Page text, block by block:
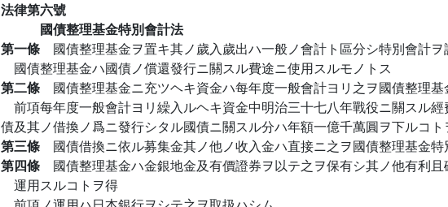
法律第六號
國債整理基金特別會計法
第一條 國債整理基金ヲ置キ其ノ歲入歲出ハ一般ノ會計ト區分シ特別會計ヲ
國債整理基金ハ國債ノ償還發行ニ關スル費途ニ使用スルモノトス
第二條 國債整理基金ニ充ツヘキ資金ハ每年度一般會計ヨリ之ヲ國債整理
前項每年度一般會計ヨリ繰入ルヘキ資金中明治三十七八年戰役ニ關スル
債及其ノ借換ノ爲ニ發行シタル國債ニ關スル分ハ年額一億千萬圓ヲ下ルコ
第三條 國債借換ニ依ル募集金其ノ他ノ收入金ハ直接ニ之ヲ國債整理基金
第四條 國債整理基金ハ金銀地金及有價證券ヲ以テ之ヲ保有シ其ノ他有利
運用スルコトヲ得